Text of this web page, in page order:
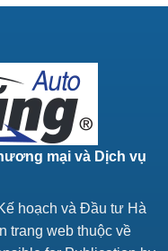
mại và Dịch vụ
hoạch và Đầu tư Hà
trang web thuộc về